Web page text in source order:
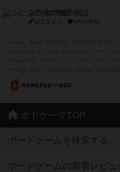
ふたつの城の物語
紹介文あり 6件の投稿
ボドゲーマTOP
ボードゲームを検索する
ボードゲームの新着レビュ